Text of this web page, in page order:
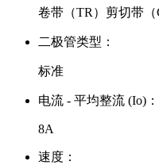
卷带（TR）剪切带
二极管类型：
标准
电流 - 平均整流 (Io)：
8A
速度：